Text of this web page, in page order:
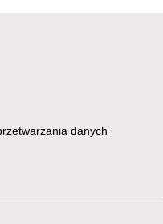
danych